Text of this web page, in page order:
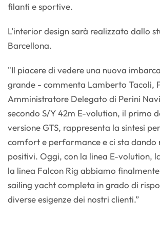
filanti e sportive.
L’interior design sarà realizzato dallo
Barcellona.
"Il piacere di vedere una nuova
grande - commenta Lamberto Tacoli,
Amministratore Delegato di Perini
secondo S/Y 42m E-volution, il primo
versione GTS, rappresenta la sintesi
comfort e performance e ci sta dando
positivi. Oggi, con la linea E-volution,
la linea Falcon Rig abbiamo
sailing yacht completa in grado di
diverse esigenze dei nostri clienti.”